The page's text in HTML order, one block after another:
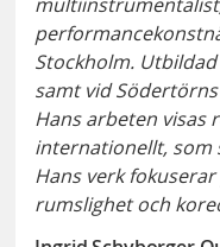
Stockholm.
samt vid
Hans arbeten visas
internationellt, som
Hans verk
rumslighet och